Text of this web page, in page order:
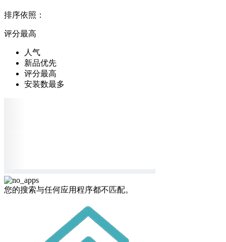
排序依照：
评分最高
人气
新品优先
评分最高
安装数最多
您的搜索与任何应用程序都不匹配。